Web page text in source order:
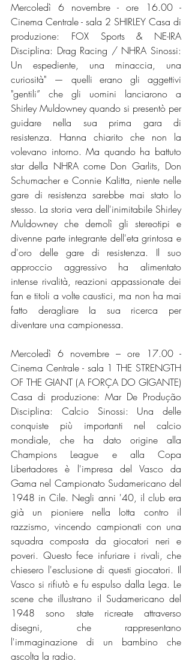
Mercoledì 6 novembre - ore 16.00 -
Cinema Centrale - sala 2 SHIRLEY Casa di
produzione: FOX Sports & NE-IRA
Disciplina: Drag Racing / NHRA Sinossi:
Un espediente, una minaccia, una
curiosità" — quelli erano gli aggettivi
"gentili” che gli uomini lanciarono a
Shirley Muldowney quando si presentò per
guidare nella sua prima gara di
resistenza. Hanna chiarito che non la
volevano intorno. Ma quando ha battuto
star della NHRA come Don Garlits, Don
Schumacher e Connie Kalitta, niente nelle
gare di resistenza sarebbe mai stato lo
stesso. La storia vera dell'inimitabile Shirley
Muldowney che demolì gli stereotipi e
divenne parte integrante dell'eta grintosa e
d'oro delle gare di resistenza. Il suo
approccio aggressivo ha alimentato
intense rivalità, reazioni appassionate dei
fan e titoli a volte caustici, ma non ha mai
fatto deragliare Ia sua ricerca per
diventare una campionessa.
Mercoledì 6 novembre – ore 17.00 -
Cinema Centrale - sala 1 THE STRENGTH
OF THE GIANT (A FORÇA DO GIGANTE)
Casa di produzione: Mar De Produção
Disciplina: Calcio Sinossi: Una delle
conquiste più importanti nel calcio
mondiale, che ha dato origine alla
Champions League e alla Copa
Libertadores è l'impresa del Vasco da
Gama nel Campionato Sudamericano del
1948 in Cile. Negli anni '40, il club era
già un pioniere nella lotta contro il
razzismo, vincendo campionati con una
squadra composta da giocatori neri e
poveri. Questo fece infuriare i rivali, che
chiesero l'esclusione di questi giocatori. Il
Vasco si rifiutò e fu espulso dalla Lega. Le
scene che illustrano il Sudamericano del
1948 sono state ricreate attraverso
disegni, che rappresentano
l'immaginazione di un bambino che
ascolta la radio.